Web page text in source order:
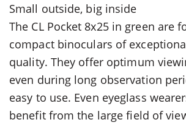
Small outside, big inside
The CL Pocket 8x25 in green are
compact binoculars of
quality. They offer optimum
even during long observation
easy to use. Even eyeglass
benefit from the large field of